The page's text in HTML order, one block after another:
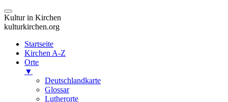
Kultur in Kirchen
kulturkirchen.org
Startseite
Kirchen A-Z
Orte
▼
Deutschlandkarte
Glossar
Lutherorte